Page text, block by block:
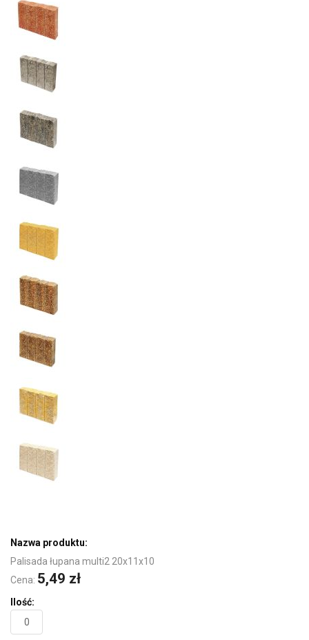
produktów
grupowanych
Palisada łupana multi2 20x11x10
Cena: 5,49 zł